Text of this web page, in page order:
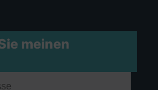
meinen